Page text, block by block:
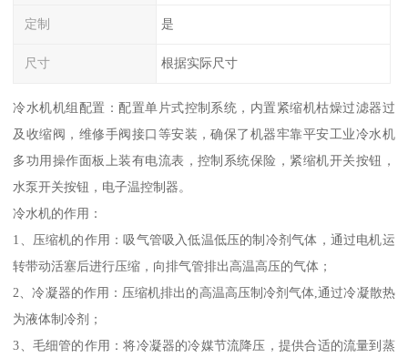
定制 是
尺寸 根据实际尺寸
冷水机机组配置：配置单片式控制系统，内置紧缩机枯燥过滤器过
及收缩阀，维修手阀接口等安装，确保了机器牢靠平安工业冷水机
多功用操作面板上装有电流表，控制系统保险，紧缩机开关按钮，
水泵开关按钮，电子温控制器。
冷水机的作用：
1、压缩机的作用：吸气管吸入低温低压的制冷剂气体，通过电机运
转带动活塞后进行压缩，向排气管排出高温高压的气体；
2、冷凝器的作用：压缩机排出的高温高压制冷剂气体,通过冷凝散热
为液体制冷剂；
3、毛细管的作用：将冷凝器的冷媒节流降压，提供合适的流量到蒸